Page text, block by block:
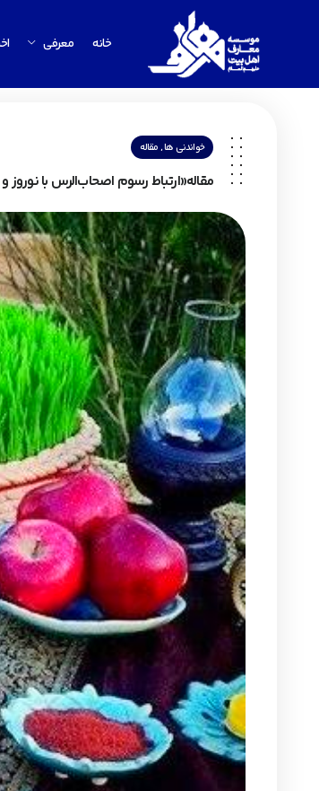
خانه معرفی
خواندنی ها,مقاله
مقاله«ارتباط رسوم اصحاب‌الرس با نوروز